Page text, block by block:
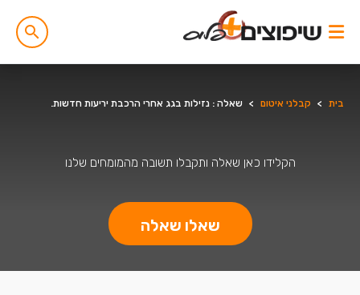
בית > קבלני איטום > שאלה : נזילות בגג אחרי הרכבת יריעות חדשות.
הקלידו כאן שאלה ותקבלו תשובה מהמומחים שלנו
שאלו שאלה